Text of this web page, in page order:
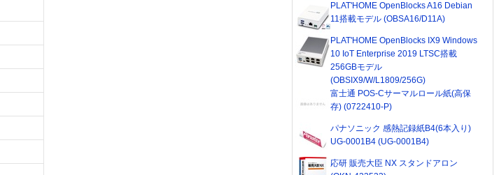
PLAT'HOME OpenBlocks A16 Debian
11搭載モデル (OBSA16/D11A)
PLAT'HOME OpenBlocks IX9 Windows
10 IoT Enterprise 2019 LTSC搭載
256GBモデル
(OBSIX9/W/L1809/256G)
富士通 POS-Cサーマルロール紙(高保
存) (0722410-P)
パナソニック 感熱記録紙B4(6本入り)
UG-0001B4 (UG-0001B4)
応研 販売大臣 NX スタンドアロン